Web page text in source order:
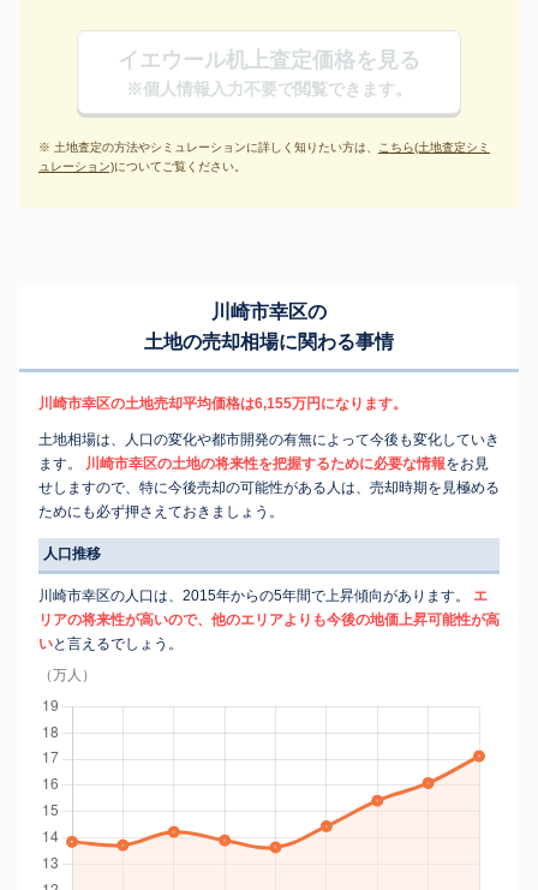
イエウール机上査定価格を見る
※個人情報入力不要で閲覧できます。
※ 土地査定の方法やシミュレーションに詳しく知りたい方は、 こちら(土地査定シミ
ュレーション)についてご覧ください。
川崎市幸区の
土地の売却相場に関わる事情
川崎市幸区の土地売却平均価格は6,155万円になります。
土地相場は、人口の変化や都市開発の有無によって今後も変化していき
ます。
川崎市幸区の土地の将来性を把握するために必要な情報をお見
せしますので、特に今後売却の可能性がある人は、売却時期を見極める
ためにも必ず押さえておきましょう。
人口推移
川崎市幸区の人口は、2015年からの5年間で上昇傾向があります。
エ
リアの将来性が高いので、他のエリアよりも今後の地価上昇可能性が高
いと言えるでしょう。
（万人）